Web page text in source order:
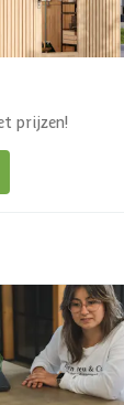
prijzen!